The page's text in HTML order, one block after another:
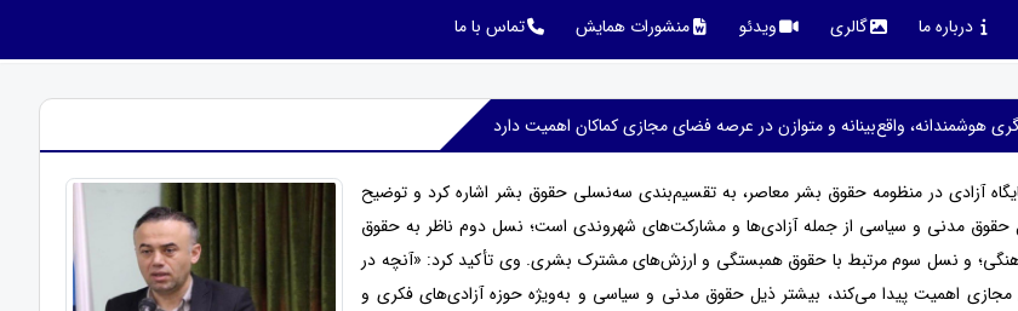
درباره ما گالری ویدئو منشورات همایش تماس با ما
هوشمندانه، واقع‌بینانه و متوازن در عرصه فضای مجازی کماکان اهمیت دارد
آزادی در منظومه حقوق بشر معاصر، به تقسیم‌بندی سه‌نسلی حقوق بشر اشاره کرد و توضیح
مدنی و سیاسی از جمله آزادی‌ها و مشارکت‌های شهروندی است؛ نسل دوم ناظر به حقوق
و نسل سوم مرتبط با حقوق همبستگی و ارزش‌های مشترک بشری. وی تأکید کرد: «آنچه در
اهمیت پیدا می‌کند، بیشتر ذیل حقوق مدنی و سیاسی و به‌ویژه حوزه آزادی‌های فکری و